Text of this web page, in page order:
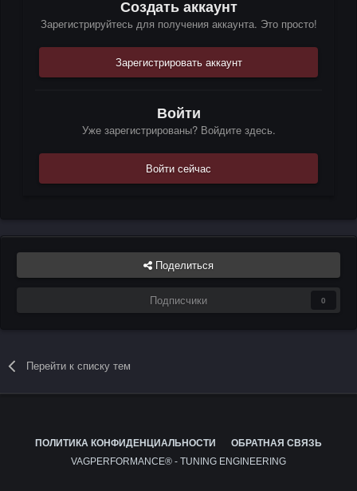
Создать аккаунт
Зарегистрируйтесь для получения аккаунта. Это просто!
Зарегистрировать аккаунт
Войти
Уже зарегистрированы? Войдите здесь.
Войти сейчас
Поделиться
Подписчики 0
Перейти к списку тем
ПОЛИТИКА КОНФИДЕНЦИАЛЬНОСТИ
ОБРАТНАЯ СВЯЗЬ
VAGPERFORMANCE® - TUNING ENGINEERING